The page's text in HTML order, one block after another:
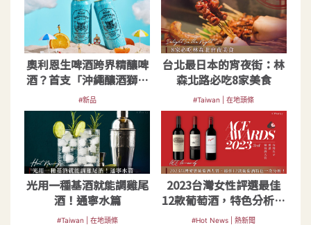
奧利恩生啤酒跨界精釀啤
酒？首支「沖繩釀酒獅」
小麥白啤酒登台
#新品
台北最日本的宵夜街：林
森北路必吃8家美食
#Taiwan | 在地頭條
光用一種基酒就能調雞尾
酒！通寧水篇
#Taiwan | 在地頭條
2023台灣女性評選最佳
12款葡萄酒，特色分析、
適合送誰看這篇！
#Hot News | 熱新聞